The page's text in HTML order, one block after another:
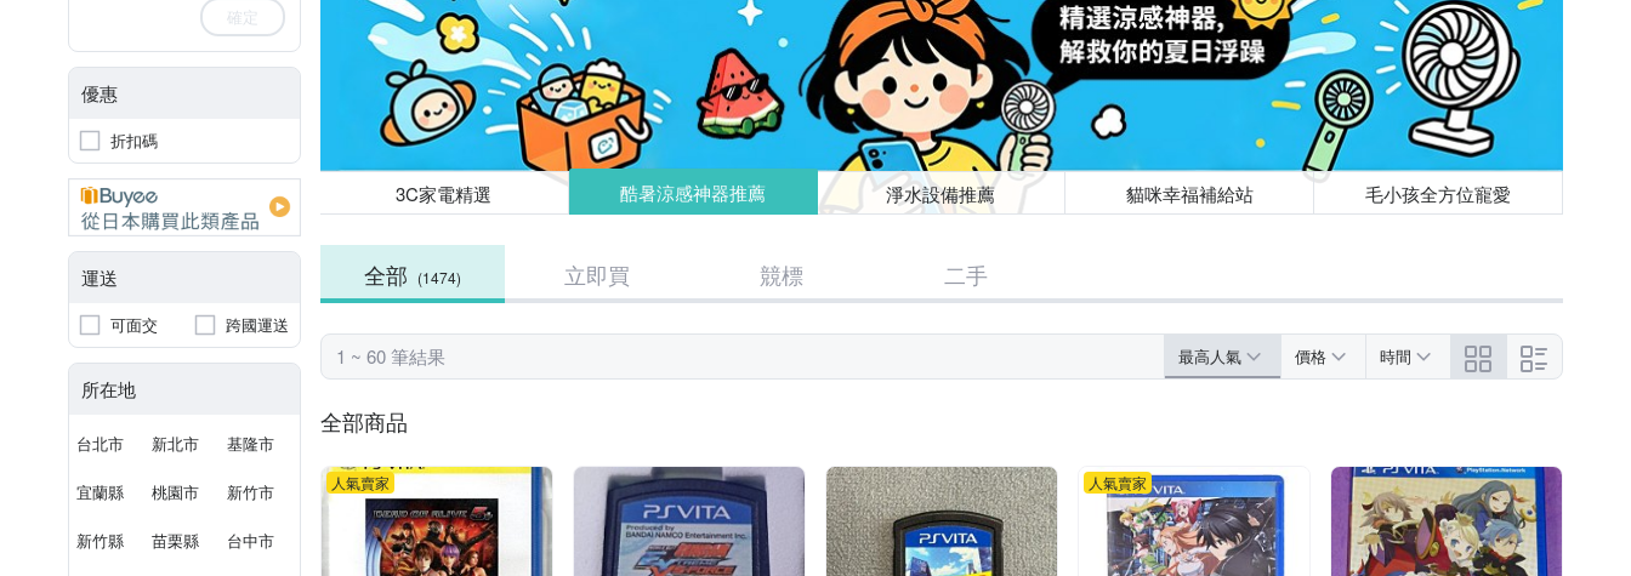
確定
優惠
折扣碼
運送
可面交 跨國運送
所在地
台北市 新北市 基隆市
宜蘭縣 桃園市 新竹市
新竹縣 苗栗縣 台中市
3C家電精選 酷暑涼感神器推薦 淨水設備推薦 貓咪幸福補給站 毛小孩全方位寵愛
全部 (1474) 立即買 競標 二手
1 ~ 60 筆結果 最高人氣 價格 時間
全部商品
人氣賣家 人氣賣家